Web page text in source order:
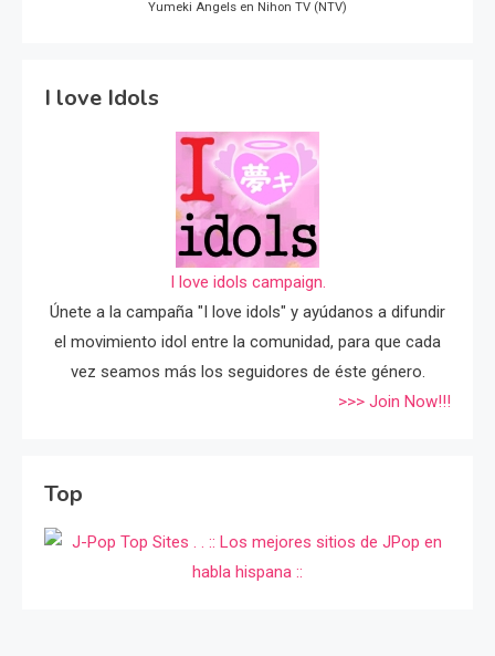
Yumeki Angels en Nihon TV (NTV)
I love Idols
I love idols campaign.
Únete a la campaña "I love idols" y ayúdanos a difundir
el movimiento idol entre la comunidad, para que cada
vez seamos más los seguidores de éste género.
>>> Join Now!!!
Top